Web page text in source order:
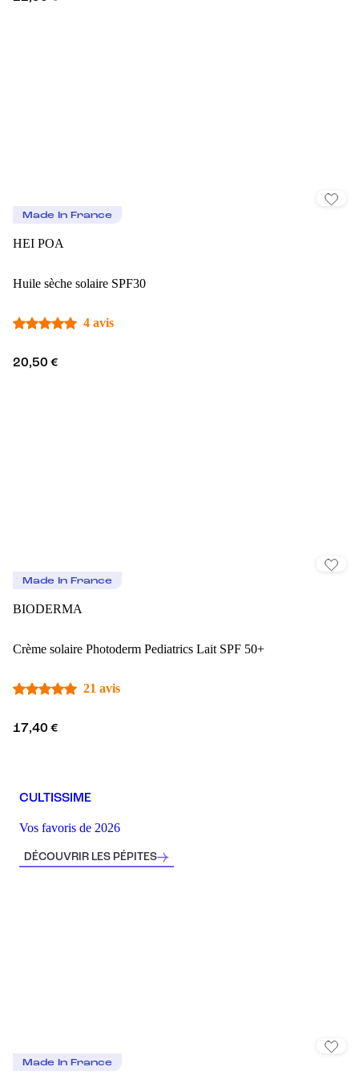
Made In France
HEI POA
Huile sèche solaire SPF30
4 avis
20,50 €
Made In France
BIODERMA
Crème solaire Photoderm Pediatrics Lait SPF 50+
21 avis
17,40 €
CULTISSIME
Vos favoris de 2026
DÉCOUVRIR LES PÉPITES
Made In France